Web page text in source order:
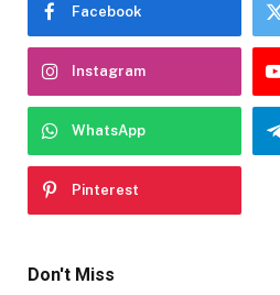
Facebook
Instagram
WhatsApp
Pinterest
Don't Miss